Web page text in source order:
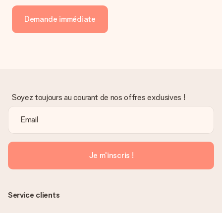
Demande immédiate
Soyez toujours au courant de nos offres exclusives !
Je m'inscris !
Service clients